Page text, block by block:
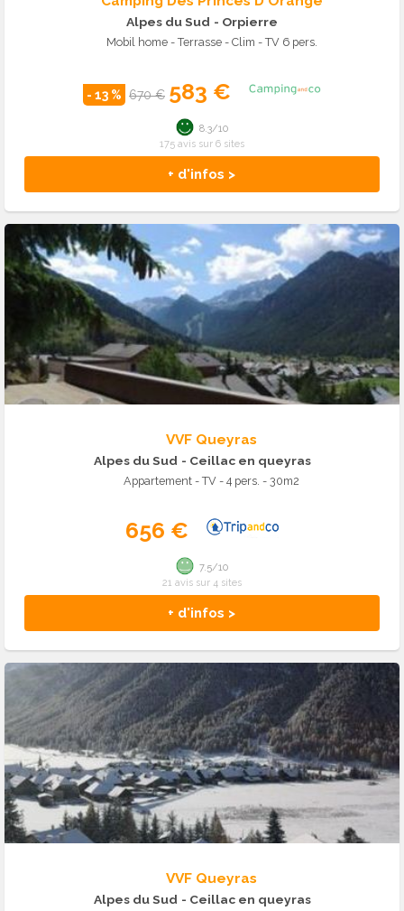
Alpes du Sud - Orpierre
Mobil home - Terrasse - Clim - TV 6 pers.
- 13 % 670 € 583 €
+ d'infos >
8.3/10
175 avis sur 6 sites
VVF Queyras
Alpes du Sud - Ceillac en queyras
Appartement - TV - 4 pers. - 30m2
656 €
+ d'infos >
7.5/10
21 avis sur 4 sites
VVF Queyras
Alpes du Sud - Ceillac en queyras